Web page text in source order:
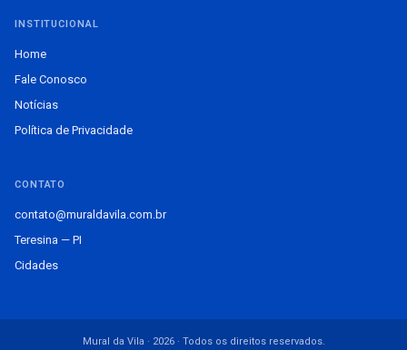
INSTITUCIONAL
Home
Fale Conosco
Notícias
Política de Privacidade
CONTATO
contato@muraldavila.com.br
Teresina — PI
Cidades
Mural da Vila · 2026 · Todos os direitos reservados.